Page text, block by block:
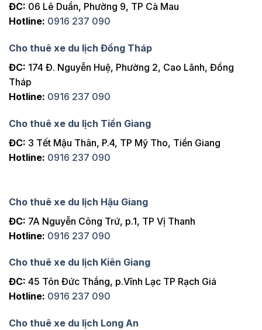
ĐC: 06 Lê Duẩn, Phường 9, TP Cà Mau
Hotline: 0916 237 090
Cho thuê xe du lịch Đồng Tháp
ĐC: 174 Đ. Nguyễn Huệ, Phường 2, Cao Lãnh, Đồng
Tháp
Hotline: 0916 237 090
Cho thuê xe du lịch Tiền Giang
ĐC: 3 Tết Mậu Thân, P.4, TP Mỹ Tho, Tiền Giang
Hotline: 0916 237 090
Cho thuê xe du lịch Hậu Giang
ĐC: 7A Nguyễn Công Trứ, p.1, TP Vị Thanh
Hotline: 0916 237 090
Cho thuê xe du lịch Kiên Giang
ĐC: 45 Tôn Đức Thắng, p.Vĩnh Lạc TP Rạch Giá
Hotline: 0916 237 090
Cho thuê xe du lịch Long An